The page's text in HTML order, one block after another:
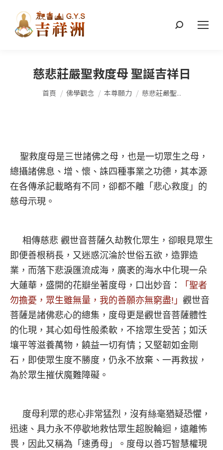
搜
慈悲莊嚴聖救度母 聖誕吉祥日
您在這裡：
首頁 佛學觀念 本尊願力 慈悲莊嚴聖...
聖救度母是三世諸佛之母，也是一切眾生之母，
總攝諸佛息、增、懷、誅四種事業之功德，其本源
在各傳承記載略有不同，卻都不離「悲心救度」的
慈母示現。
相傳慈悲 觀世音菩薩久劫教化眾生，卻眼見眾生
即便善根稍長，又迷惑沉淪於世俗五欲，造罪造
業，而落下悲淚匯流成海，廣袤的海水中化現一朵
大蓮華，盛開的花瓣坐著度母，口出妙音：
「聖者
勿擔憂，眾生雖無量，我的善願亦無窮盡!」 觀世音
菩薩是諸佛悲心的總集，度母更是觀世音菩薩體性
的化現，其心如母性般柔軟，不捨眾生受苦；如沃
壤平等滋養萬物，饒益一切有情；又堅韌如金剛
石，即使眾生度不勝度，仍永不放棄、一再救拔，
為於眾生摧伏魔難障礙。
度母利眾的悲心非常猛烈，沒有絲毫猶疑恐懼，
迅速、具力永不停歇地救怙眾生超脫輪迴，遠離怖
畏，因此又稱為「速勇母」。度母以善巧智慧權現